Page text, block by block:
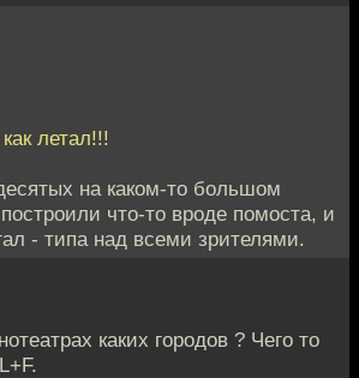
летал!!!
на каком-то большом
что-то вроде помоста, и
- типа над всеми зрителями.
каких городов ? Чего то